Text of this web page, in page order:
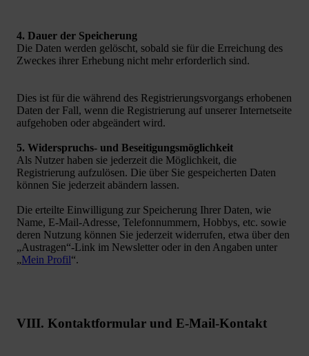
4. Dauer der Speicherung
Die Daten werden gelöscht, sobald sie für die Erreichung des
Zweckes ihrer Erhebung nicht mehr erforderlich sind.
Dies ist für die während des Registrierungsvorgangs erhobenen
Daten der Fall, wenn die Registrierung auf unserer Internetseite
aufgehoben oder abgeändert wird.
5. Widerspruchs- und Beseitigungsmöglichkeit
Als Nutzer haben sie jederzeit die Möglichkeit, die
Registrierung aufzulösen. Die über Sie gespeicherten Daten
können Sie jederzeit abändern lassen.
Die erteilte Einwilligung zur Speicherung Ihrer Daten, wie
Name, E-Mail-Adresse, Telefonnummern, Hobbys, etc. sowie
deren Nutzung können Sie jederzeit widerrufen, etwa über den
„Austragen“-Link im Newsletter oder in den Angaben unter
„Mein Profil“.
VIII. Kontaktformular und E-Mail-Kontakt